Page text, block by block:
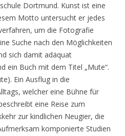
Dortmund. Kunst ist eine
Motto untersucht er jedes
um die Fotografie
Suche nach den Möglichkeiten
sich damit adäquat
ein Buch mit dem Titel „Mute“.
Ein Ausflug in die
welcher eine Bühne für
eine Reise zum
zur kindlichen Neugier, die
komponierte Studien